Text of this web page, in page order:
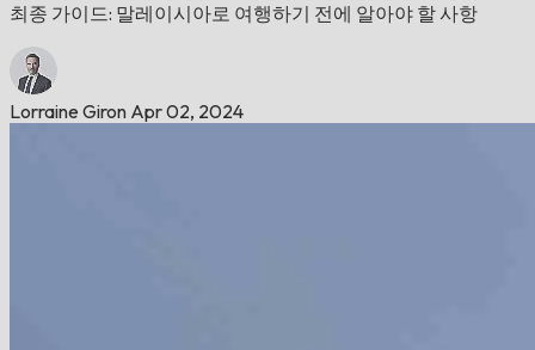
최종 가이드: 말레이시아로 여행하기 전에 알아야 할 사항
Lorraine Giron Apr 02, 2024